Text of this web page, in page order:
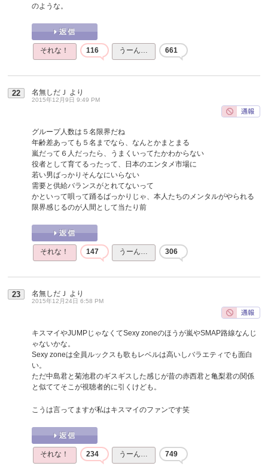
のような。
それな！ 116 うーん… 661
22 名無しだＪ より
2015年12月9日 9:49 PM
グループ人数は５名限界だね
年齢差あっても５名までなら、なんとかまとまる
嵐だって６人だったら、うまくいってたかわからない
役者として育てるったって、日本のエンタメ市場に
若い男ばっかりそんなにいらない
需要と供給バランスがとれてないって
かといって唄って踊るばっかりじゃ、本人たちのメンタルがやられる
限界感じるのが人間として当たり前
それな！ 147 うーん… 306
23 名無しだＪ より
2015年12月24日 6:58 PM
キスマイやJUMPじゃなくてSexy zoneのほうが嵐やSMAP路線なんじ
ゃないかな。
Sexy zoneは全員ルックスも歌もレベルは高いしバラエティでも面白
い。
ただ中島君と菊池君のギスギスした感じが昔の赤西君と亀梨君の関係
と似ててそこが視聴者的に引くけども。
こうは言ってますが私はキスマイのファンです笑
それな！ 234 うーん… 749